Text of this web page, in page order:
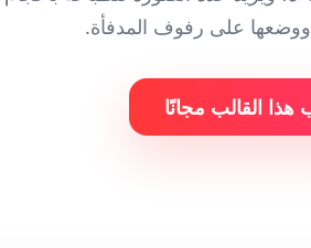
على رفوف المدفأة.
القالب مجانًا